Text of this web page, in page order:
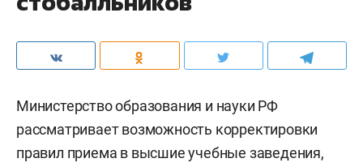
Министерство образования и науки РФ
рассматривает возможность корректировки
правил приема в высшие учебные заведения,